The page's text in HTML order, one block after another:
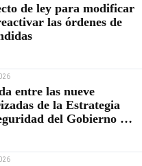
de ley para modificar
las órdenes de
entre las nueve
de la Estrategia
del Gobierno de